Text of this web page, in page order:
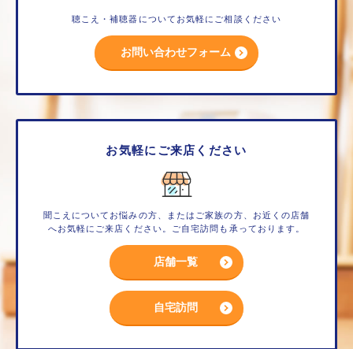
聴こえ・補聴器についてお気軽にご相談ください
お問い合わせフォーム
お気軽にご来店ください
聞こえについてお悩みの方、またはご家族の方、お近くの店舗
へお気軽にご来店ください。ご自宅訪問も承っております。
店舗一覧
自宅訪問